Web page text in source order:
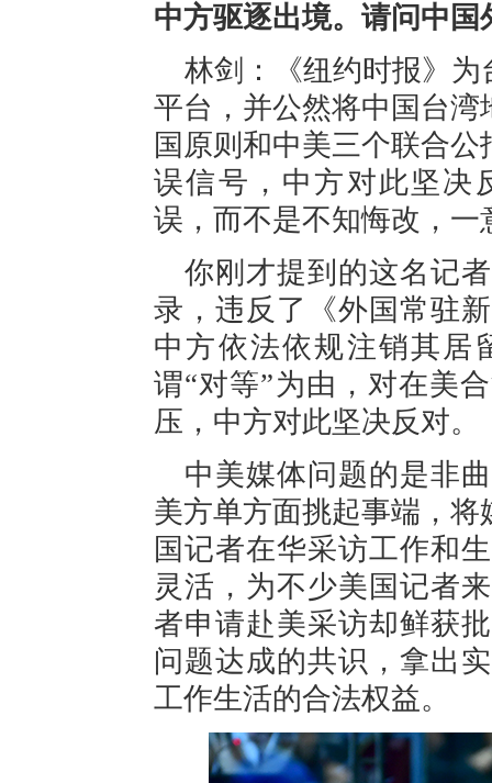
中方驱逐出境。请问中
林剑：《纽约时报》为
平台，并公然将中国台湾
国原则和中美三个联合
误信号，中方对此坚决
误，而不是不知悔改，一
你刚才提到的这名记
录，违反了《外国常驻
中方依法依规注销其居
谓“对等”为由，对在美
压，中方对此坚决反对。
中美媒体问题的是非
美方单方面挑起事端，将
国记者在华采访工作和
灵活，为不少美国记者
者申请赴美采访却鲜获
问题达成的共识，拿出
工作生活的合法权益。